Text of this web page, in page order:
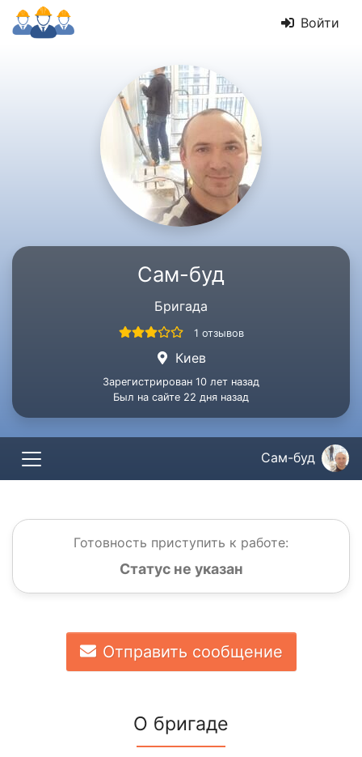
Войти
Сам-буд
Бригада
1 отзывов
Киев
Зарегистрирован 10 лет назад
Был на сайте 22 дня назад
Сам-буд
Готовность приступить к работе:
Статус не указан
Отправить сообщение
О бригаде